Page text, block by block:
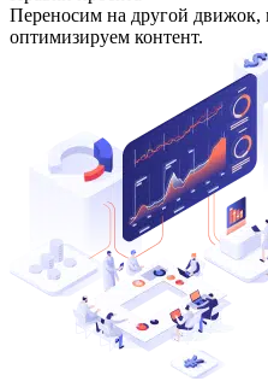
Переносим на другой движок,
оптимизируем контент.